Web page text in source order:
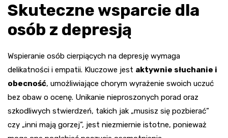
Skuteczne wsparcie dla
osób z depresją
Wspieranie osób cierpiących na depresję wymaga
delikatności i empatii. Kluczowe jest aktywnie słuchanie i
obecność, umożliwiające chorym wyrażenie swoich uczuć
bez obaw o ocenę. Unikanie nieproszonych porad oraz
szkodliwych stwierdzeń, takich jak „musisz się pozbierać”
czy „inni mają gorzej”, jest niezmiernie istotne, ponieważ